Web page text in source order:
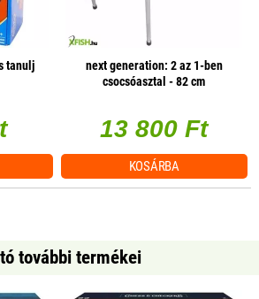
tanulj
next generation: 2 az 1-ben
csocsóasztal - 82 cm
13 800 Ft
KOSÁRBA
további termékei